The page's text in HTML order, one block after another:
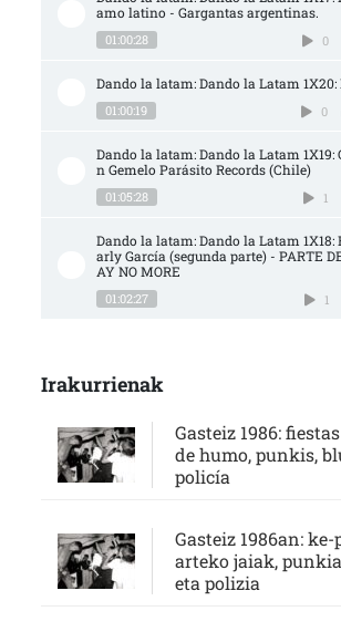
amo latino - Gargantas argentinas.
01:00:28 0
Dando la latam: Dando la Latam 1X20:
01:00:19 0
Dando la latam: Dando la Latam 1X19:
n Gemelo Parásito Records (Chile)
01:05:28 1
Dando la latam: Dando la Latam
arly García (segunda parte) - PARTE
AY NO MORE
01:02:27 1
Irakurrienak
Gasteiz 1986:
de humo, punkis,
policía
Gasteiz 1986an: ke-
arteko jaiak,
eta polizia